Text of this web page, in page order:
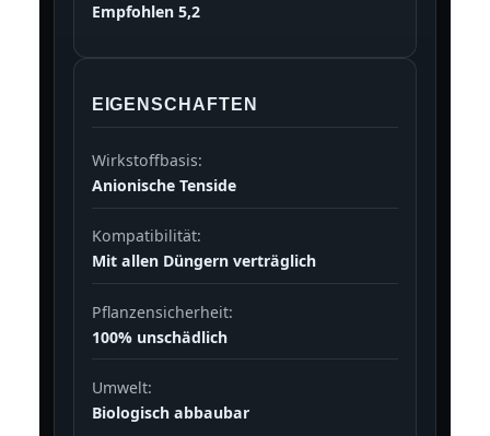
Empfohlen 5,2
EIGENSCHAFTEN
Wirkstoffbasis:
Anionische Tenside
Kompatibilität:
Mit allen Düngern verträglich
Pflanzensicherheit:
100% unschädlich
Umwelt:
Biologisch abbaubar